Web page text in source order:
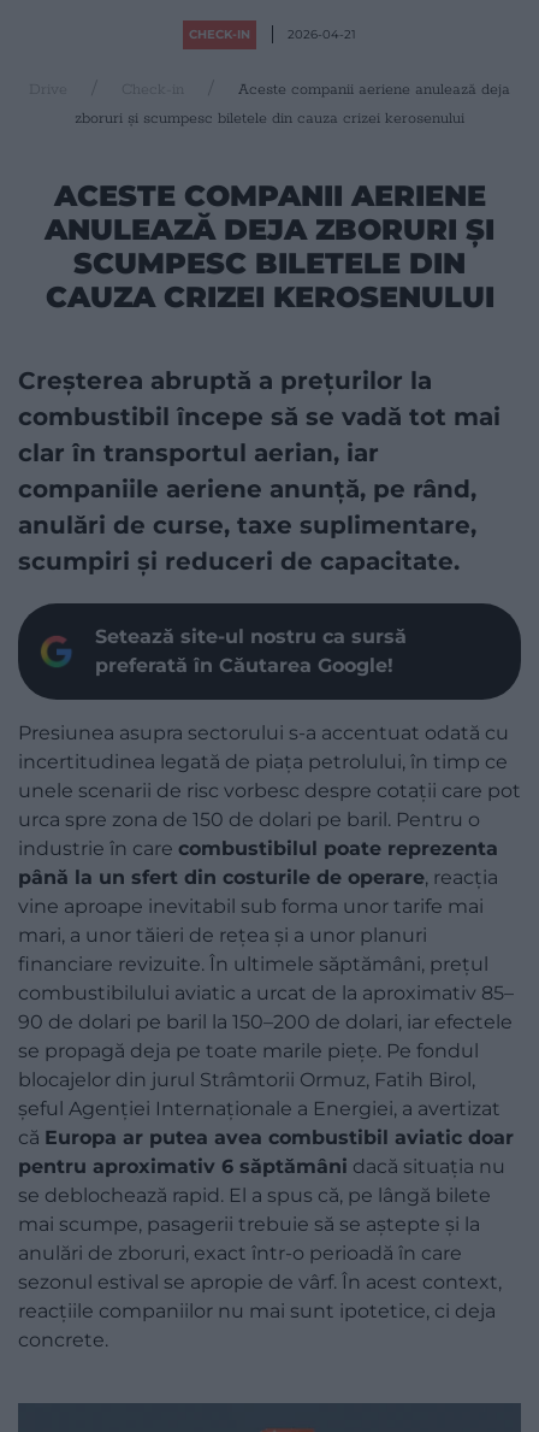
CHECK-IN 2026-04-21
Drive
Aceste companii aeriene anulează deja
zboruri și scumpesc biletele din cauza crizei kerosenului
ACESTE COMPANII AERIENE
ANULEAZĂ DEJA ZBORURI ȘI
SCUMPESC BILETELE DIN
CAUZA CRIZEI KEROSENULUI
Creșterea abruptă a prețurilor la
combustibil începe să se vadă tot mai
clar în transportul aerian, iar
companiile aeriene anunță, pe rând,
anulări de curse, taxe suplimentare,
scumpiri și reduceri de capacitate.
Setează site-ul nostru ca sursă
preferată în Căutarea Google!
Presiunea asupra sectorului s-a accentuat odată cu
incertitudinea legată de piața petrolului, în timp ce
unele scenarii de risc vorbesc despre cotații care pot
urca spre zona de 150 de dolari pe baril. Pentru o
industrie în care combustibilul poate reprezenta
până la un sfert din costurile de operare, reacția
vine aproape inevitabil sub forma unor tarife mai
mari, a unor tăieri de rețea și a unor planuri
financiare revizuite. În ultimele săptămâni, prețul
combustibilului aviatic a urcat de la aproximativ 85–
90 de dolari pe baril la 150–200 de dolari, iar efectele
se propagă deja pe toate marile piețe. Pe fondul
blocajelor din jurul Strâmtorii Ormuz, Fatih Birol,
șeful Agenției Internaționale a Energiei, a avertizat
că Europa ar putea avea combustibil aviatic doar
pentru aproximativ 6 săptămâni dacă situația nu
se deblochează rapid. El a spus că, pe lângă bilete
mai scumpe, pasagerii trebuie să se aștepte și la
anulări de zboruri, exact într-o perioadă în care
sezonul estival se apropie de vârf. În acest context,
reacțiile companiilor nu mai sunt ipotetice, ci deja
concrete.